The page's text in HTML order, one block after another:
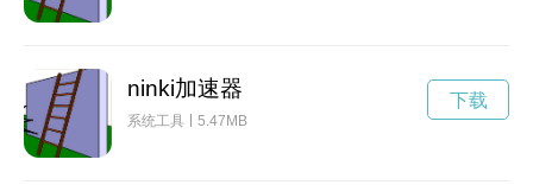
ninki加速器
系统工具 5.47MB
下载